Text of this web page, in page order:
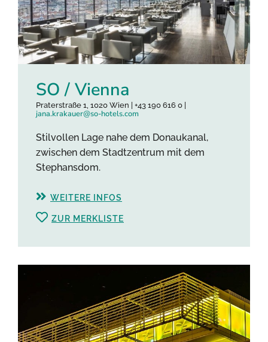
SO / Vienna
Praterstraße 1, 1020 Wien | +43 190 616 0 |
jana.krakauer@so-hotels.com
Stilvollen Lage nahe dem Donaukanal,
zwischen dem Stadtzentrum mit dem
Stephansdom.
WEITERE INFOS
ZUR MERKLISTE